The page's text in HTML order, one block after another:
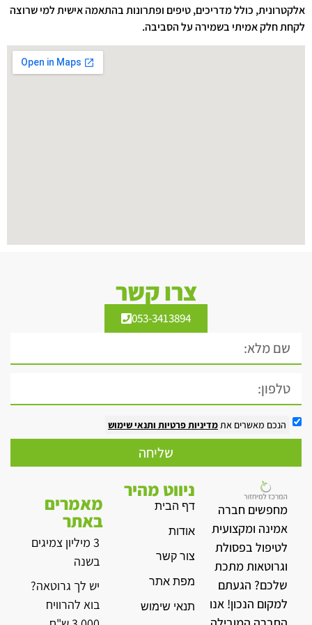
אלקטרונית, כולל מדריכים, טיפים ופתרונות בהתאמה אישית למי שרוצה
לקחת חלק אמיתי בשמירה על הסביבה.
צרו קשר
053-3413894
הנכם מאשרים אתמדיניות פרטיות ותנאי שימוש
שליחה
מחפשים חברה
אמינה ומקצועית
לטיפול בפסולת
וגרוטאות מתכת
שלכם? הגעתם
למקום הנכון! אנו
ניווט מהיר
דף הבית
אודות
צור קשר
מפת אתר
תנאי שימוש
מאמרים
באתר
3 מיליון צמיגים
בשנה
יש לך גרוטאה?
בוא להרוויח